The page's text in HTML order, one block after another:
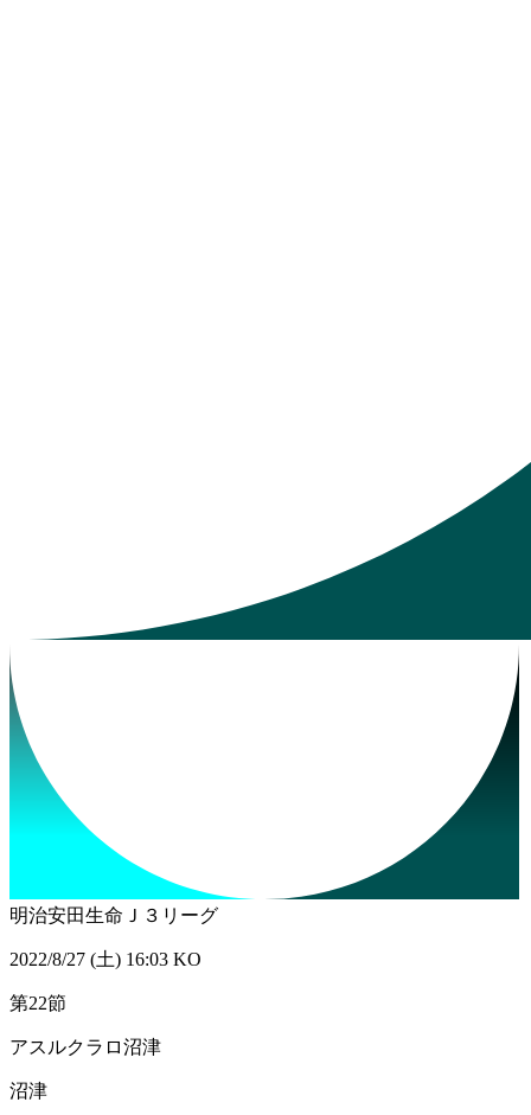
明治安田生命Ｊ３リーグ
2022/8/27 (土) 16:03 KO
第22節
アスルクラロ沼津
沼津